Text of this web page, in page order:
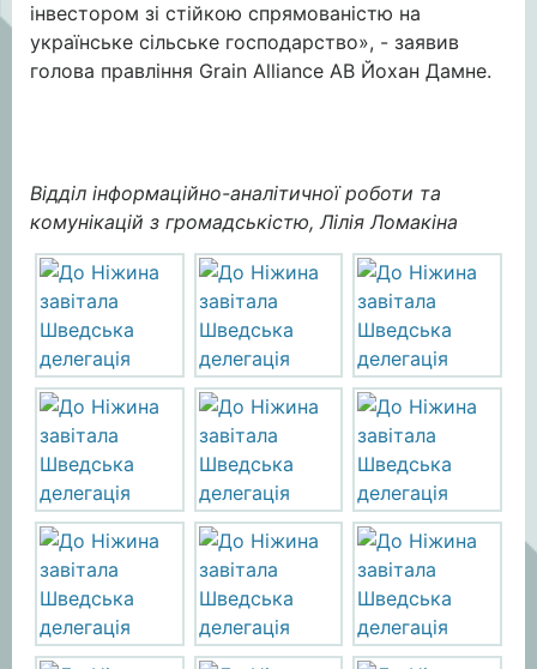
інвестором зі стійкою спрямованістю на
українське сільське господарство», - заявив
голова правління Grain Alliance АВ Йохан Дамне.
Відділ інформаційно-аналітичної роботи та
комунікацій з громадськістю, Лілія Ломакіна